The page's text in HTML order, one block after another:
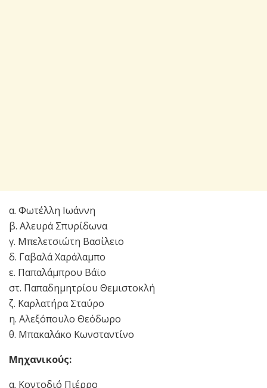
α. Φωτέλλη Ιωάννη
β. Αλευρά Σπυρίδωνα
γ. Μπελετσιώτη Βασίλειο
δ. Γαβαλά Χαράλαμπο
ε. Παπαλάμπρου Βάϊο
στ. Παπαδημητρίου Θεμιστοκλή
ζ. Καρλατήρα Σταύρο
η. Αλεξόπουλο Θεόδωρο
θ. Μπακαλάκο Κωνσταντίνο
Μηχανικούς:
α. Κοντοδιό Πιέρρο